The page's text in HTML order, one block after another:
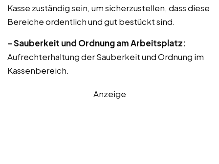
Kasse zuständig sein, um sicherzustellen, dass diese
Bereiche ordentlich und gut bestückt sind.
– Sauberkeit und Ordnung am Arbeitsplatz:
Aufrechterhaltung der Sauberkeit und Ordnung im
Kassenbereich.
Anzeige